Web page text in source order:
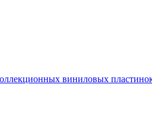
виниловых